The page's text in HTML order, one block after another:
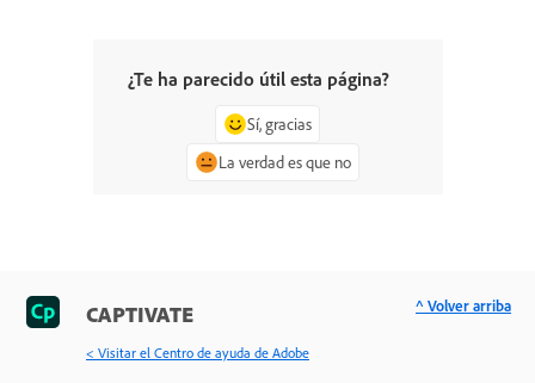
¿Te ha parecido útil esta página?
Sí, gracias
La verdad es que no
CAPTIVATE
< Visitar el Centro de ayuda de Adobe
^ Volver arriba